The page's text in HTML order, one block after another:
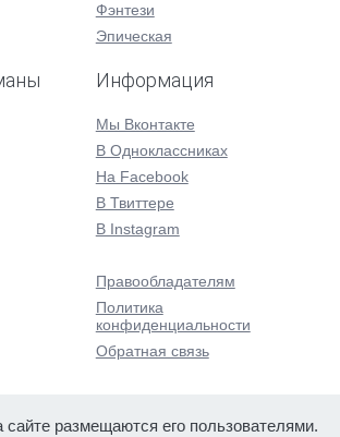
Фэнтези
Эпическая
Информация
Мы Вконтакте
В Одноклассниках
На Facebook
В Твиттере
В Instagram
Правообладателям
Политика
конфиденциальности
Обратная связь
размещаются его пользователями.